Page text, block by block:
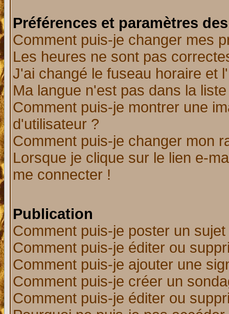
Préférences et paramètres
Comment puis-je changer mes
Les heures ne sont pas
J'ai changé le fuseau horaire et
Ma langue n'est pas dans la
Comment puis-je montrer une
d'utilisateur ?
Comment puis-je changer mon
Lorsque je clique sur le lien e-
me connecter !
Publication
Comment puis-je poster un
Comment puis-je éditer ou
Comment puis-je ajouter une
Comment puis-je créer un
Comment puis-je éditer ou